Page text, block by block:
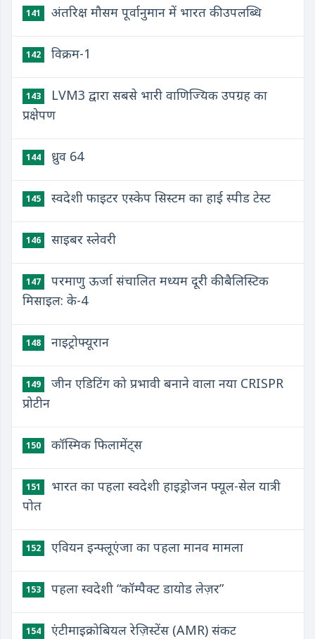
141 अंतरिक्ष मौसम पूर्वानुमान में भारत की उपलब्धि
142 विक्रम-1
143
LVM3 द्वारा सबसे भारी वाणिज्यिक उपग्रह का
प्रक्षेपण
144 ध्रुव 64
145 स्वदेशी फाइटर एस्केप सिस्टम का हाई स्पीड टेस्ट
146 साइबर स्लेवरी
147
परमाणु ऊर्जा संचालित मध्यम दूरी की बैलिस्टिक
मिसाइल: के-4
148 नाइट्रोफ्यूरान
149
जीन एडिटिंग को प्रभावी बनाने वाला नया CRISPR
प्रोटीन
150 कॉस्मिक फिलामेंट्स
151
भारत का पहला स्वदेशी हाइड्रोजन फ्यूल-सेल यात्री
पोत
152 एवियन इन्फ्लूएंजा का पहला मानव मामला
153 पहला स्वदेशी “कॉम्पैक्ट डायोड लेज़र”
154 एंटीमाइक्रोबियल रेज़िस्टेंस (AMR) संकट